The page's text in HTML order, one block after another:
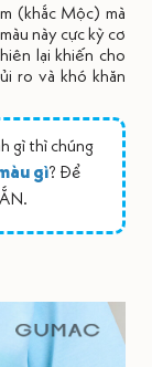
(khắc Mộc) mà
này cực kỳ cơ
lại khiến cho
ro và khó khăn
gì thì chúng
gì? Để